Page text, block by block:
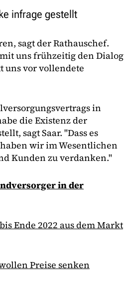
infrage gestellt
sagt der Rathauschef.
uns frühzeitig den Dialog
uns vor vollendete
in
die Existenz der
sagt Saar. "Dass es
wir im Wesentlichen
Kunden zu verdanken."
in der
Ende 2022 aus dem Markt
Preise senken